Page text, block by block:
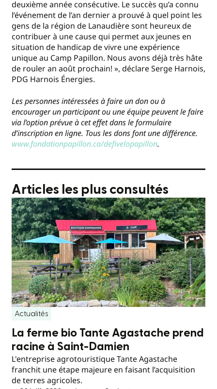
deuxième année consécutive. Le succès qu’a connu
l’événement de l’an dernier a prouvé à quel point les
gens de la région de Lanaudière sont heureux de
contribuer à une cause qui permet aux jeunes en
situation de handicap de vivre une expérience
unique au Camp Papillon. Nous avons déjà très hâte
de rouler an août prochain! », déclare Serge Harnois,
PDG Harnois Énergies.
Les personnes intéressées à faire un don ou à
encourager un participant ou une équipe peuvent le faire
via l’option prévue à cet effet dans le formulaire
d’inscription en ligne. Tous les dons font une différence.
www.fondationpapillon.ca/defivelopapillon.
Articles les plus consultés
Actualités
La ferme bio Tante Agastache prend
racine à Saint-Damien
L'entreprise agrotouristique Tante Agastache
franchit une étape majeure en faisant l’acquisition
de terres agricoles.